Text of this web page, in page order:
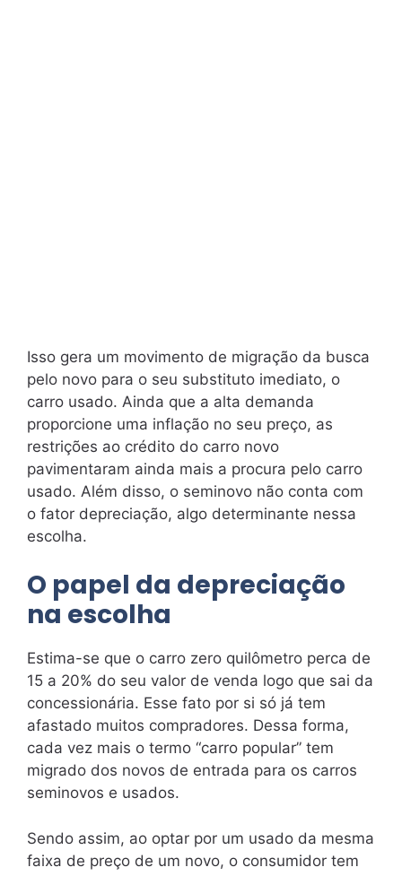
Isso gera um movimento de migração da busca
pelo novo para o seu substituto imediato, o
carro usado. Ainda que a alta demanda
proporcione uma inflação no seu preço, as
restrições ao crédito do carro novo
pavimentaram ainda mais a procura pelo carro
usado. Além disso, o seminovo não conta com
o fator depreciação, algo determinante nessa
escolha.
O papel da depreciação
na escolha
Estima-se que o carro zero quilômetro perca de
15 a 20% do seu valor de venda logo que sai da
concessionária. Esse fato por si só já tem
afastado muitos compradores. Dessa forma,
cada vez mais o termo “carro popular” tem
migrado dos novos de entrada para os carros
seminovos e usados.
Sendo assim, ao optar por um usado da mesma
faixa de preço de um novo, o consumidor tem